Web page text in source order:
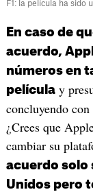
F1: la película ha sido
En caso de
acuerdo,
números en
películay
concluyendo
¿Crees que
cambiar su
acuerdo solo
Unidos pero